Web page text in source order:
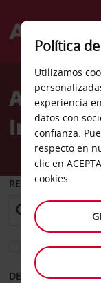
Welcome
AvisAlquiler
RECOGER EN
Elegir otra
DESDE
Política
Utilizamos
experiencia
datos con
confianza.
respecto en
clic en
cookies.